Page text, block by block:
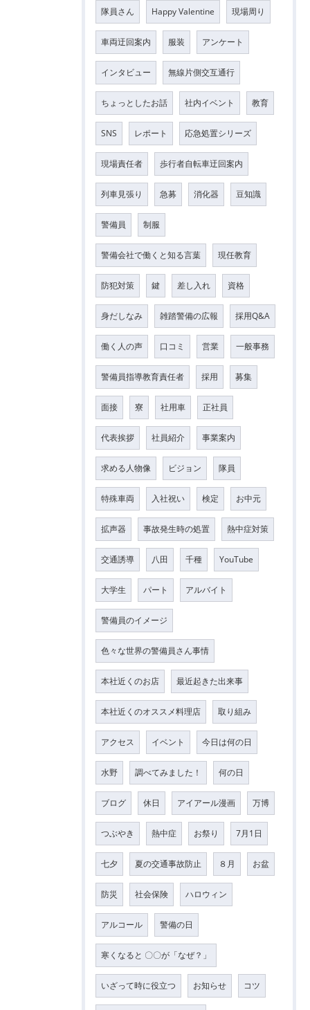
隊員さん Happy Valentine 現場周り
車両迂回案内 服装 アンケート
インタビュー 無線片側交互通行
ちょっとしたお話 社内イベント 教育
SNS レポート 応急処置シリーズ
現場責任者 歩行者自転車迂回案内
列車見張り 急募 消化器 豆知識
警備員 制服
警備会社で働くと知る言葉 現任教育
防犯対策 鍵 差し入れ 資格
身だしなみ 雑踏警備の広報 採用Q&A
働く人の声 口コミ 営業 一般事務
警備員指導教育責任者 採用 募集
面接 寮 社用車 正社員
代表挨拶 社員紹介 事業案内
求める人物像 ビジョン 隊員
特殊車両 入社祝い 検定 お中元
拡声器 事故発生時の処置 熱中症対策
交通誘導 八田 千種 YouTube
大学生 パート アルバイト
警備員のイメージ
色々な世界の警備員さん事情
本社近くのお店 最近起きた出来事
本社近くのオススメ料理店 取り組み
アクセス イベント 今日は何の日
水野 調べてみました！ 何の日
ブログ 休日 アイアール漫画 万博
つぶやき 熱中症 お祭り 7月1日
七夕 夏の交通事故防止 ８月 お盆
防災 社会保険 ハロウィン
アルコール 警備の日
寒くなると 〇〇が「なぜ？」
いざって時に役立つ お知らせ コツ